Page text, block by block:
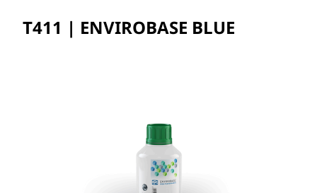
T411 | ENVIROBASE BLUE